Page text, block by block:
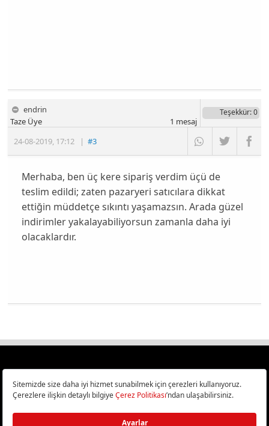
endrin
24-08-2019, 17:12 |#3
Taze Üye
Teşekkür: 0
1 mesaj
Merhaba, ben üç kere sipariş verdim üçü de
teslim edildi; zaten pazaryeri satıcılara dikkat
ettiğin müddetçe sıkıntı yaşamazsın. Arada güzel
indirimler yakalayabiliyorsun zamanla daha iyi
olacaklardır.
Türkiye
Bilişim ve Teknoloji Haberleri CHIP Online’da!